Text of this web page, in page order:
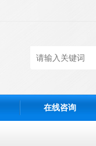
在线咨询